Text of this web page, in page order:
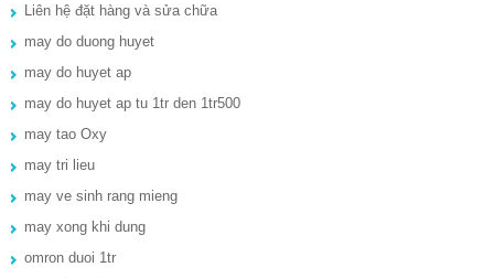
Liên hệ đặt hàng và sửa chữa
may do duong huyet
may do huyet ap
may do huyet ap tu 1tr den 1tr500
may tao Oxy
may tri lieu
may ve sinh rang mieng
may xong khi dung
omron duoi 1tr